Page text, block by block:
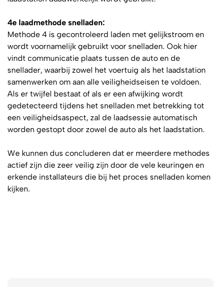
4e laadmethode snelladen:
Methode 4 is gecontroleerd laden met gelijkstroom en
wordt voornamelijk gebruikt voor snelladen. Ook hier
vindt communicatie plaats tussen de auto en de
snellader, waarbij zowel het voertuig als het laadstation
samenwerken om aan alle veiligheidseisen te voldoen.
Als er twijfel bestaat of als er een afwijking wordt
gedetecteerd tijdens het snelladen met betrekking tot
een veiligheidsaspect, zal de laadsessie automatisch
worden gestopt door zowel de auto als het laadstation.
We kunnen dus concluderen dat er meerdere methodes
actief zijn die zeer veilig zijn door de vele keuringen en
erkende installateurs die bij het proces snelladen komen
kijken.